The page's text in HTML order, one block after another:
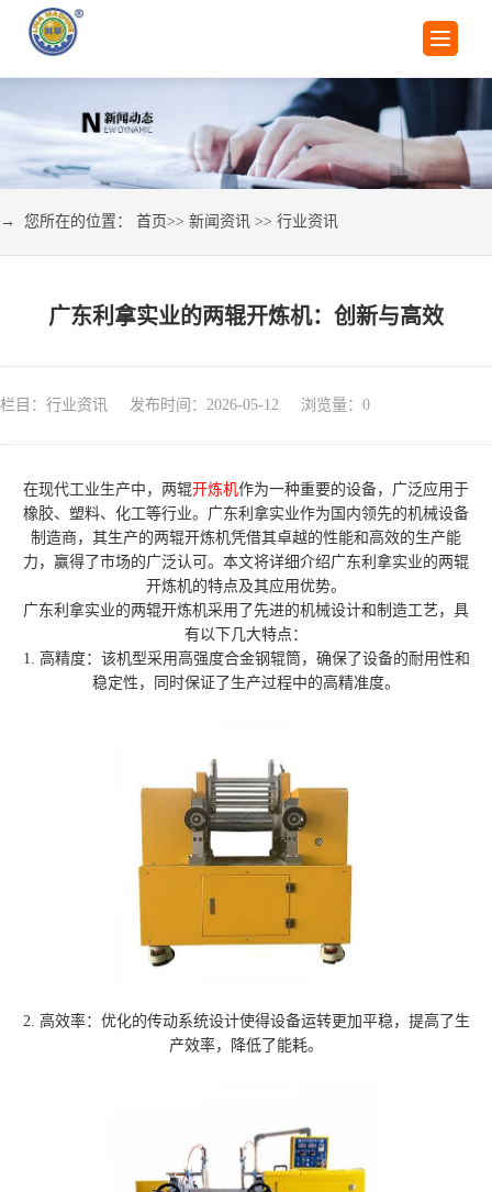
→ 您所在的位置： 首页>> 新闻资讯 >> 行业资讯
广东利拿实业的两辊开炼机：创新与高效
栏目：行业资讯 发布时间：2026-05-12 浏览量： 0
在现代工业生产中，两辊开炼机作为一种重要的设备，广泛应用于
橡胶、塑料、化工等行业。广东利拿实业作为国内领先的机械设备
制造商，其生产的两辊开炼机凭借其卓越的性能和高效的生产能
力，赢得了市场的广泛认可。本文将详细介绍广东利拿实业的两辊
开炼机的特点及其应用优势。
广东利拿实业的两辊开炼机采用了先进的机械设计和制造工艺，具
有以下几大特点：
1. 高精度：该机型采用高强度合金钢辊筒，确保了设备的耐用性和
稳定性，同时保证了生产过程中的高精准度。
2. 高效率：优化的传动系统设计使得设备运转更加平稳，提高了生
产效率，降低了能耗。